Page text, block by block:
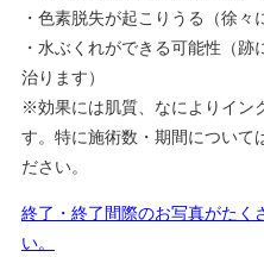
・色素脱失が起こりうる（徐々
・水ぶくれができる可能性（
治ります）
※効果には肌質、なによりイン
す。特に施術数・期間について
ださい。
終了・終了間際のお写真がたく
い。